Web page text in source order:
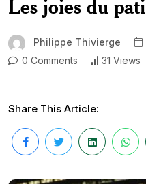
Les joies du
Philippe Thivierge
0 Comments
31 Views
Share This Article: